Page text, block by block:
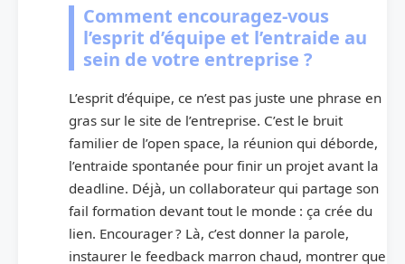
Comment encouragez-vous
l’esprit d’équipe et l’entraide au
sein de votre entreprise ?
L’esprit d’équipe, ce n’est pas juste une phrase en
gras sur le site de l’entreprise. C’est le bruit
familier de l’open space, la réunion qui déborde,
l’entraide spontanée pour finir un projet avant la
deadline. Déjà, un collaborateur qui partage son
fail formation devant tout le monde : ça crée du
lien. Encourager ? Là, c’est donner la parole,
instaurer le feedback marron chaud, montrer que